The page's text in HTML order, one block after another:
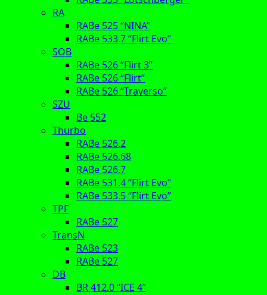
RA
RABe 525 “NINA”
RABe 533.7 “Flirt Evo”
SOB
RABe 526 “Flirt 3”
RABe 526 “Flirt”
RABe 526 “Traverso”
SZU
Be 552
Thurbo
RABe 526.2
RABe 526.68
RABe 526.7
RABe 531.4 “Flirt Evo”
RABe 533.5 “Flirt Evo”
TPF
RABe 527
TransN
RABe 523
RABe 527
DB
BR 412.0 “ICE 4”